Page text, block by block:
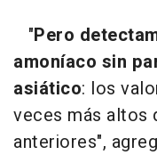
"Pero
amoníaco sin
asiático: los
veces más altos
anteriores",